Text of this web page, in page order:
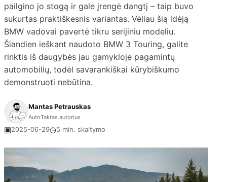
pailgino jo stogą ir gale įrengė dangtį – taip buvo
sukurtas praktiškesnis variantas. Vėliau šią idėją
BMW vadovai pavertė tikru serijiniu modeliu.
Šiandien ieškant naudoto BMW 3 Touring, galite
rinktis iš daugybės jau gamykloje pagamintų
automobilių, todėl savarankiškai kūrybiškumo
demonstruoti nebūtina.
Mantas Petrauskas
AutoTaktas autorius
▣2025-06-29◷5 min. skaitymo